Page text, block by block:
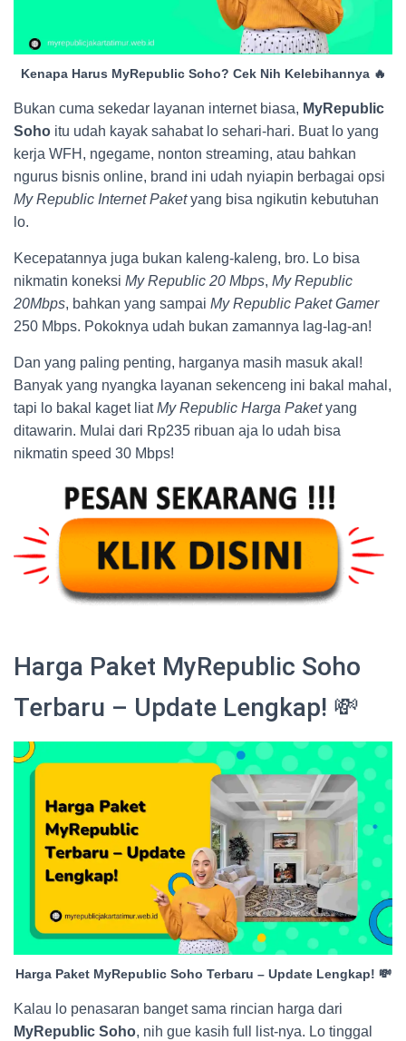
Kenapa Harus MyRepublic Soho? Cek Nih Kelebihannya 🔥
Bukan cuma sekedar layanan internet biasa, MyRepublic
Soho itu udah kayak sahabat lo sehari-hari. Buat lo yang
kerja WFH, ngegame, nonton streaming, atau bahkan
ngurus bisnis online, brand ini udah nyiapin berbagai opsi
My Republic Internet Paketyang bisa ngikutin kebutuhan
lo.
Kecepatannya juga bukan kaleng-kaleng, bro. Lo bisa
nikmatin koneksi My Republic 20 Mbps, My Republic
20Mbps, bahkan yang sampai My Republic Paket Gamer
250 Mbps. Pokoknya udah bukan zamannya lag-lag-an!
Dan yang paling penting, harganya masih masuk akal!
Banyak yang nyangka layanan sekenceng ini bakal mahal,
tapi lo bakal kaget liatMy Republic Harga Paketyang
ditawarin. Mulai dari Rp235 ribuan aja lo udah bisa
nikmatin speed 30 Mbps!
Harga Paket MyRepublic Soho
Terbaru – Update Lengkap! 💸
Harga Paket MyRepublic Soho Terbaru – Update Lengkap! 💸
Kalau lo penasaran banget sama rincian harga dari
MyRepublic Soho, nih gue kasih full list-nya. Lo tinggal